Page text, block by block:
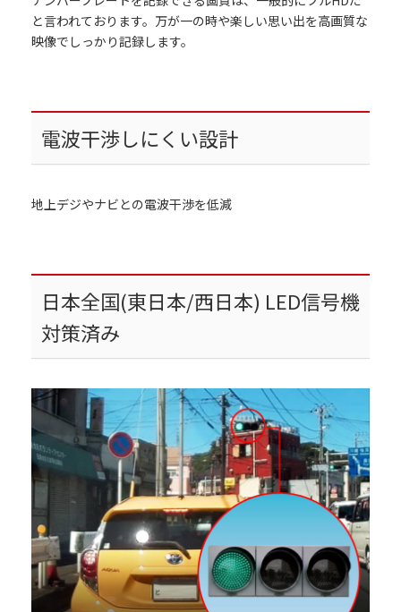
と言われております。万が一の時や楽しい思い出を高画質な
映像でしっかり記録します。
電波干渉しにくい設計
地上デジやナビとの電波干渉を低減
日本全国(東日本/西日本) LED信号機
対策済み